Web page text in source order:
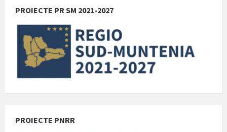
PROIECTE PR SM 2021-2027
PROIECTE PNRR